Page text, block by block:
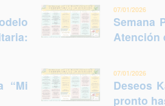
07/01/2026
Semana
Atención
“Mi
07/01/2026
Deseos
pronto